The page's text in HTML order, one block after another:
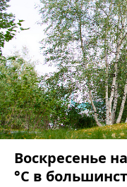
Воскресенье
°C в